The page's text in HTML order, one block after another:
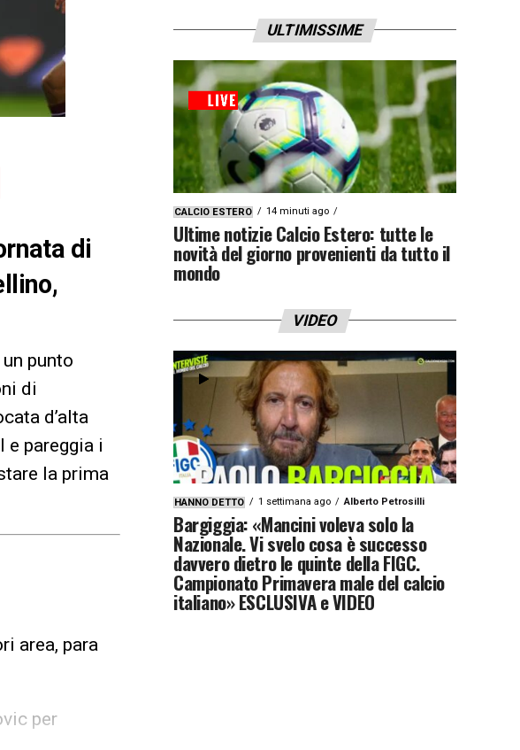
di
punto
di
d’alta
pareggia i
la prima
area, para
per
ULTIMISSIME
CALCIO ESTERO 14 minuti ago
Ultime notizie Calcio Estero: tutte le
novità del giorno provenienti da tutto il
mondo
VIDEO
HANNO DETTO 1 settimana ago Alberto Petrosilli
Bargiggia: «Mancini voleva solo la
Nazionale. Vi svelo cosa è successo
davvero dietro le quinte della FIGC.
Campionato Primavera male del calcio
italiano» ESCLUSIVA e VIDEO